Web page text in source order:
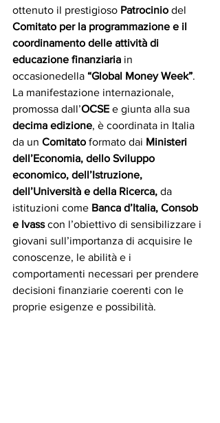
ottenuto il prestigioso Patrocinio del
Comitato per la programmazione e il
coordinamento delle attività di
educazione finanziaria in
occasionedella “Global Money Week”.
La manifestazione internazionale,
promossa dall’OCSE e giunta alla sua
decima edizione, è coordinata in Italia
da un Comitato formato dai Ministeri
dell’Economia, dello Sviluppo
economico, dell’Istruzione,
dell’Università e della Ricerca, da
istituzioni come Banca d’Italia, Consob
e Ivass con l’obiettivo di sensibilizzare i
giovani sull’importanza di acquisire le
conoscenze, le abilità e i
comportamenti necessari per prendere
decisioni finanziarie coerenti con le
proprie esigenze e possibilità.